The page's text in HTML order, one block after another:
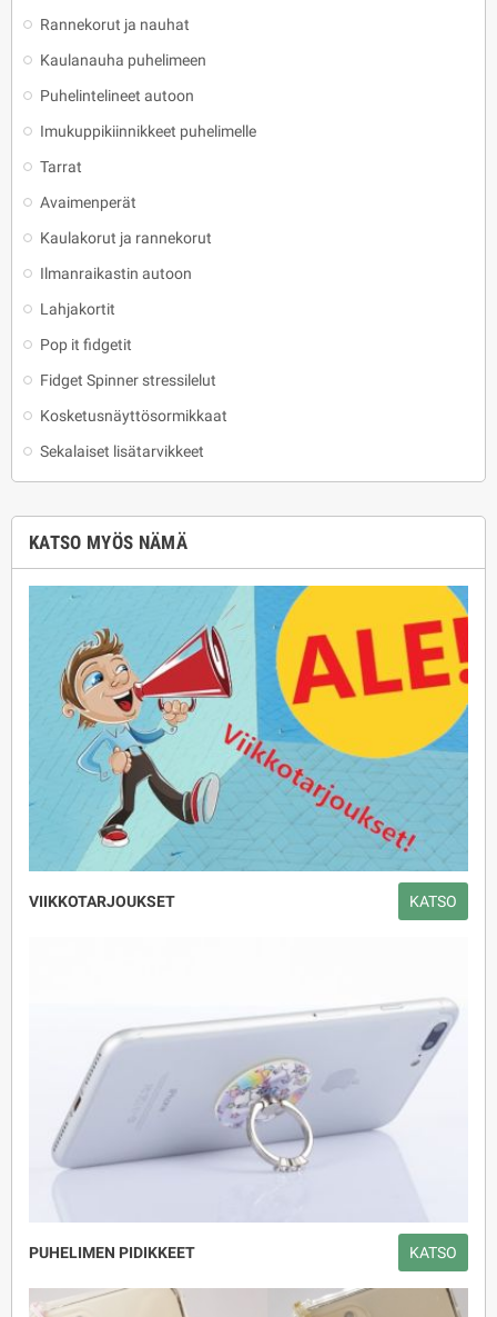
Rannekorut ja nauhat
Kaulanauha puhelimeen
Puhelintelineet autoon
Imukuppikiinnikkeet puhelimelle
Tarrat
Avaimenperät
Kaulakorut ja rannekorut
Ilmanraikastin autoon
Lahjakortit
Pop it fidgetit
Fidget Spinner stressilelut
Kosketusnäyttösormikkaat
Sekalaiset lisätarvikkeet
KATSO MYÖS NÄMÄ
VIIKKOTARJOUKSET KATSO
PUHELIMEN PIDIKKEET KATSO